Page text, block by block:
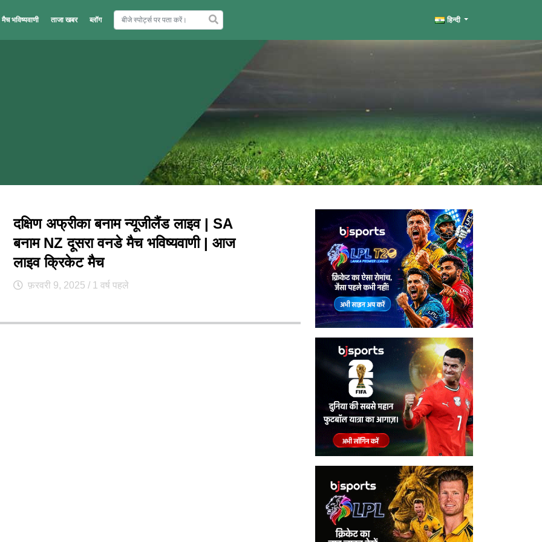
मैच भविष्यवाणी ताजा खबर ब्लॉग हिन्दी
दक्षिण अफ्रीका बनाम न्यूजीलैंड लाइव | SA
बनाम NZ दूसरा वनडे मैच भविष्यवाणी | आज
लाइव क्रिकेट मैच
फ़रवरी 9, 2025 / 1 वर्ष पहले